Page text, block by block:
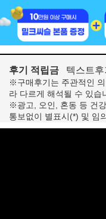
후기 적립금 텍스트후
※구매후기는 주관적인
라 다르게 해석될 수 있습
※광고, 오인, 혼동 등 건
통보없이 별표시(*) 및 임